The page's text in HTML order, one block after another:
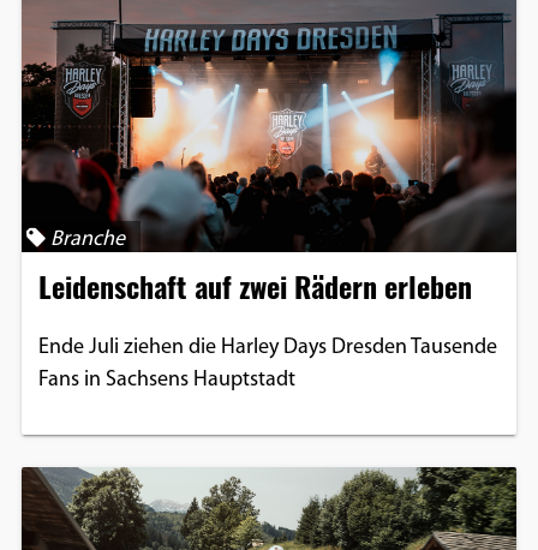
Branche
Leidenschaft auf zwei Rädern erleben
Ende Juli ziehen die Harley Days Dresden Tausende
Fans in Sachsens Hauptstadt